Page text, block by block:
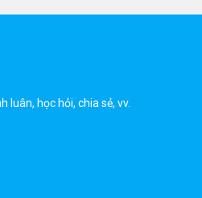
luân, học hỏi, chia sẻ, vv.